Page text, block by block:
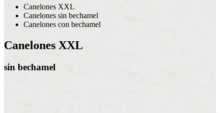
Canelones XXL
Canelones sin bechamel
Canelones con bechamel
Canelones XXL
sin bechamel